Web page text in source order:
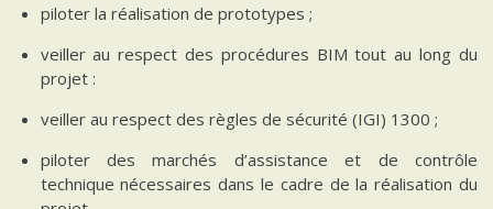
piloter la réalisation de prototypes ;
veiller au respect des procédures BIM tout au long du
projet :
veiller au respect des règles de sécurité (IGI) 1300 ;
piloter des marchés d’assistance et de contrôle
technique nécessaires dans le cadre de la réalisation du